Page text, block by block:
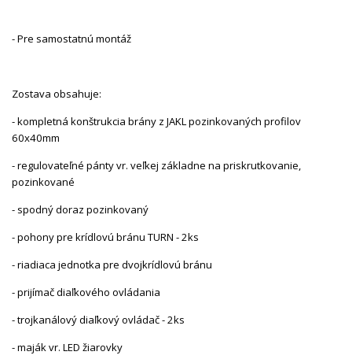
- Pre samostatnú montáž
Zostava obsahuje:
- kompletná konštrukcia brány z JAKL pozinkovaných profilov
60x40mm
- regulovateľné pánty vr. veľkej základne na priskrutkovanie,
pozinkované
- spodný doraz pozinkovaný
- pohony pre krídlovú bránu TURN - 2ks
- riadiaca jednotka pre dvojkrídlovú bránu
- prijímač diaľkového ovládania
- trojkanálový diaľkový ovládač - 2ks
- maják vr. LED žiarovky